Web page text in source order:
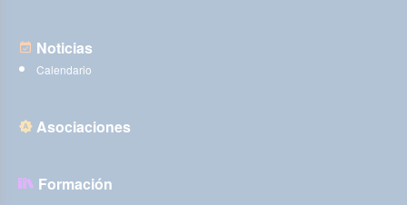
Noticias
Calendario
Asociaciones
Formación